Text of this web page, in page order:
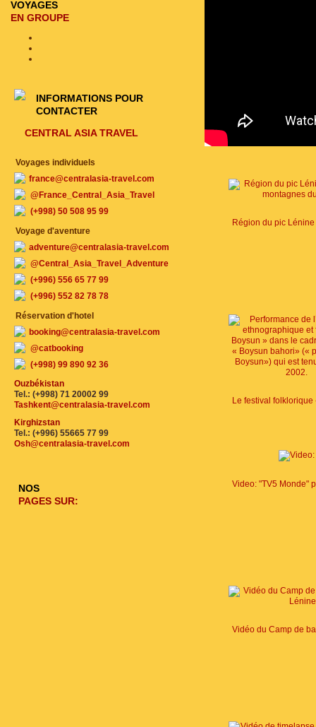
VOYAGES
EN GROUPE
INFORMATIONS POUR
CONTACTER
CENTRAL ASIA TRAVEL
Voyages individuels
france@centralasia-travel.com
@France_Central_Asia_Travel
(+998) 50 508 95 99
Voyage d'aventure
adventure@centralasia-travel.com
@Central_Asia_Travel_Adventure
(+996) 556 65 77 99
(+996) 552 82 78 78
Réservation d'hotel
booking@centralasia-travel.com
@catbooking
(+998) 99 890 92 36
Ouzbékistan
Tel.: (+998) 71 20002 99
Tashkent@centralasia-travel.com
Kirghizstan
Tel.: (+996) 55665 77 99
Osh@centralasia-travel.com
NOS
PAGES SUR: